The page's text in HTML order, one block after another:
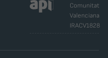
Comunitat
Valenciana
IRACV1828